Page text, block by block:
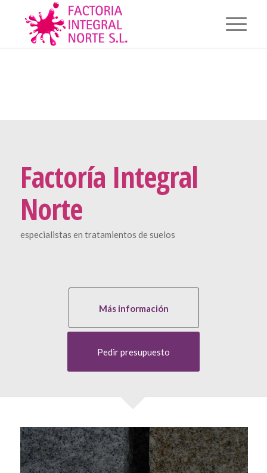
Factoría Integral
Norte
especialistas en tratamientos de suelos
Más información
Pedir presupuesto